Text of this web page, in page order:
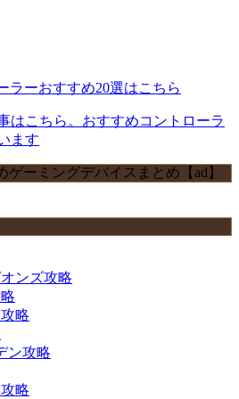
ラーおすすめ20選はこちら
はこちら。おすすめコントローラ
ます
ゲーミングデバイスまとめ【ad】
ンズ攻略
略
ン攻略
略